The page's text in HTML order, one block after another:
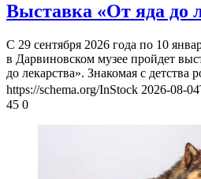
Выставка «От яда до
С 29 сентября 2026 года по 10
в Дарвиновском музее пройдет
до лекарства». Знакомая с
https://schema.org/InStock 2026-08-
45 0